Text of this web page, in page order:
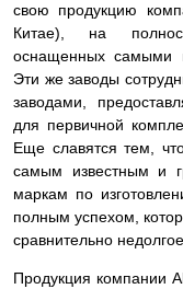
свою продукцию
Китае), на
оснащенных самыми
Эти же заводы
заводами,
для первичной
Еще славятся тем,
самым известным и
маркам по
полным успехом,
сравнительно
Продукция компании